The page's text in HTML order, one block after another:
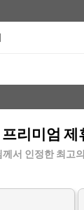
프리미엄 제
께서 인정한 최고